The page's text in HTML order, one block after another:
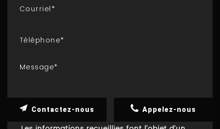
Appelez-nous
Contactez-nous